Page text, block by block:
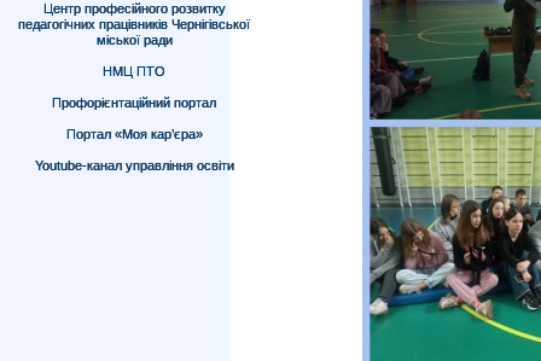
Центр професійного розвитку
педагогічних працівників Чернігівської
міської ради
НМЦ ПТО
Профорієнтаційний портал
Портал «Моя кар’єра»
Youtube-канал управління освіти